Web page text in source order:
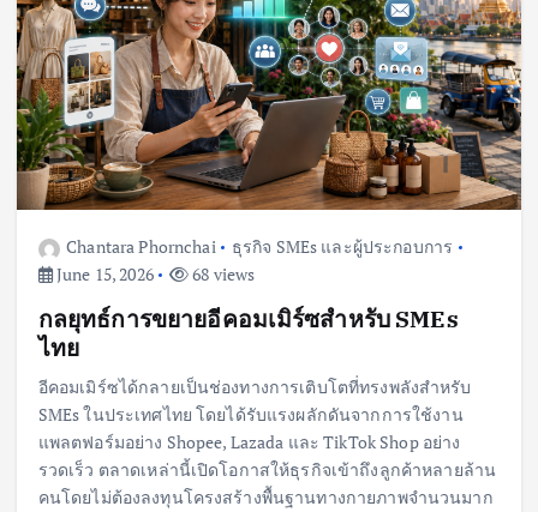
Chantara Phornchai
ธุรกิจ SMEs และผู้ประกอบการ
June 15, 2026
68 views
กลยุทธ์การขยายอีคอมเมิร์ซสำหรับ SMEs
ไทย
อีคอมเมิร์ซได้กลายเป็นช่องทางการเติบโตที่ทรงพลังสำหรับ
SMEs ในประเทศไทย โดยได้รับแรงผลักดันจากการใช้งาน
แพลตฟอร์มอย่าง Shopee, Lazada และ TikTok Shop อย่าง
รวดเร็ว ตลาดเหล่านี้เปิดโอกาสให้ธุรกิจเข้าถึงลูกค้าหลายล้าน
คนโดยไม่ต้องลงทุนโครงสร้างพื้นฐานทางกายภาพจำนวนมาก